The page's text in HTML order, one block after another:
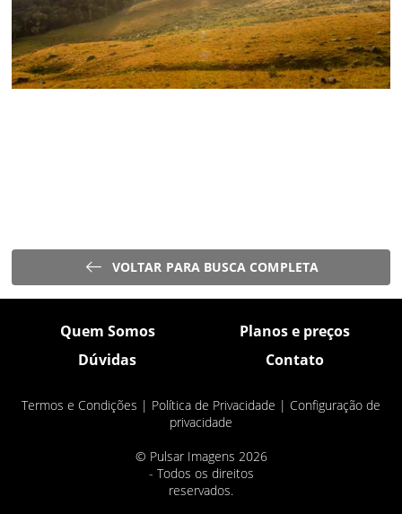
VOLTAR PARA BUSCA COMPLETA
Quem Somos
Planos e preços
Dúvidas
Contato
Termos e Condições | Política de Privacidade | Configuração de
privacidade
© Pulsar Imagens 2026
- Todos os direitos
reservados.